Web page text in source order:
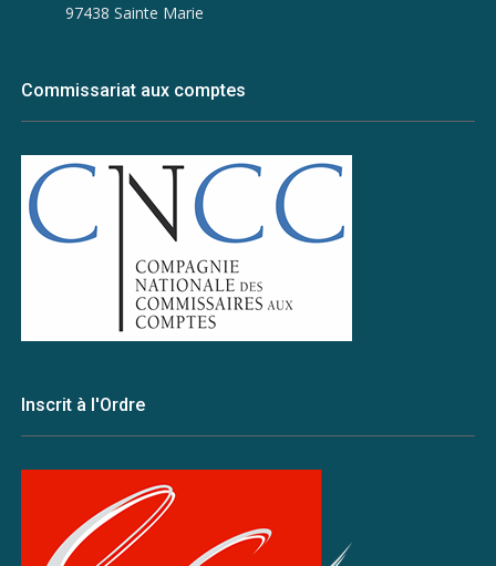
97438 Sainte Marie
Commissariat aux comptes
Inscrit à l'Ordre